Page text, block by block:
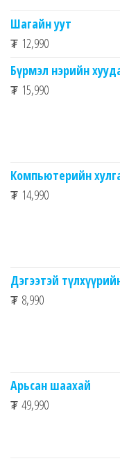
Шагайн уут
₮ 12,990
Бүрмэл нэрийн
₮ 15,990
Компьютерийн
₮ 14,990
Дэгээтэй
₮ 8,990
Арьсан шаахай
₮ 49,990